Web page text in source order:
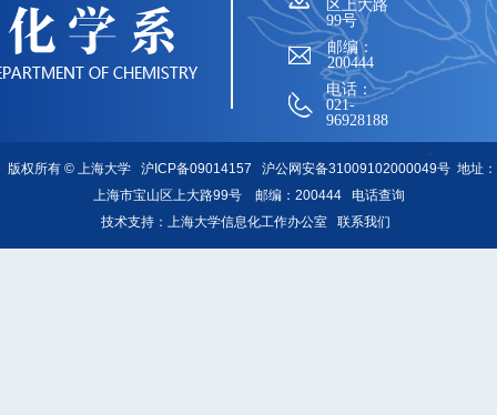
区上大路
99号
邮编：
200444
电话：
021-
96928188
版权所有 ©上海大学 沪ICP备09014157 沪公网安备31009102000049号地址：
上海市宝山区上大路99号 邮编：200444 电话查询
技术支持：
上海大学信息化工作办公室 联系我们